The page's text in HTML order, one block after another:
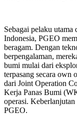
Sebagai pelaku
Indonesia, PGEO
beragam. Dengan
berpengalaman,
bumi mulai dari
terpasang secara own
dari Joint Operation
Kerja Panas Bumi
operasi.
PGEO.